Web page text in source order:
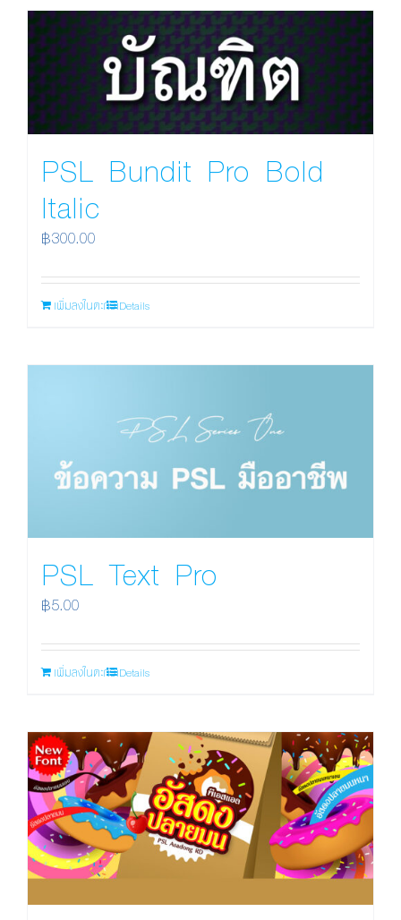
PSL Bundit Pro Bold
Italic
฿300.00
เพิ่มลงในตะกร้าDetails
PSL Text Pro
฿5.00
เพิ่มลงในตะกร้าDetails